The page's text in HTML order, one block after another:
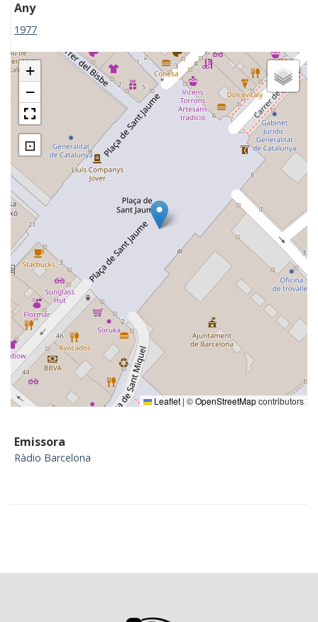
Any
1977
+
−
⊡
Leaflet | ©OpenStreetMapcontributors
Emissora
Ràdio Barcelona